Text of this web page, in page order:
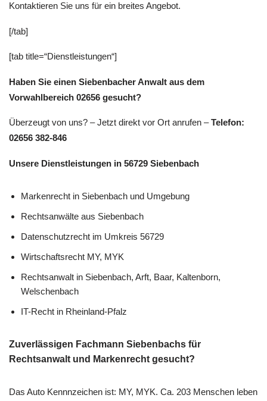
Kontaktieren Sie uns für ein breites Angebot.
[/tab]
[tab title=“Dienstleistungen“]
Haben Sie einen Siebenbacher Anwalt aus dem
Vorwahlbereich 02656 gesucht?
Überzeugt von uns? – Jetzt direkt vor Ort anrufen –Telefon:
02656 382-846
Unsere Dienstleistungen in 56729 Siebenbach
Markenrecht in Siebenbach und Umgebung
Rechtsanwälte aus Siebenbach
Datenschutzrecht im Umkreis 56729
Wirtschaftsrecht MY, MYK
Rechtsanwalt in Siebenbach, Arft, Baar, Kaltenborn,
Welschenbach
IT-Recht in Rheinland-Pfalz
Zuverlässigen Fachmann Siebenbachs für
Rechtsanwalt und Markenrecht gesucht?
Das Auto Kennnzeichen ist: MY, MYK. Ca. 203 Menschen leben